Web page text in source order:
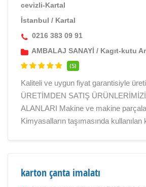
cevizli-Kartal
İstanbul / Kartal
0216 383 09 91
AMBALAJ SANAYİ / Kagıt-kutu
(5)
Kaliteli ve uygun fiyat garantisiyle
ÜRETİMDEN SATIŞ
ALANLARI Makine ve makine
Kimyasalların taşımasında kullanılan
karton çanta imalatı